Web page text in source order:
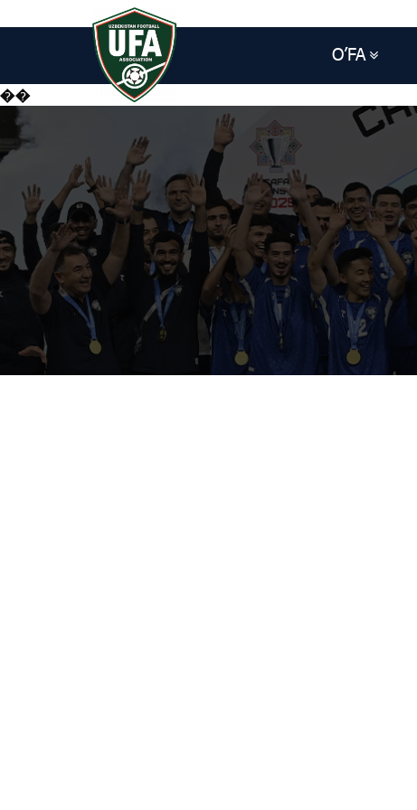
O’FA
��